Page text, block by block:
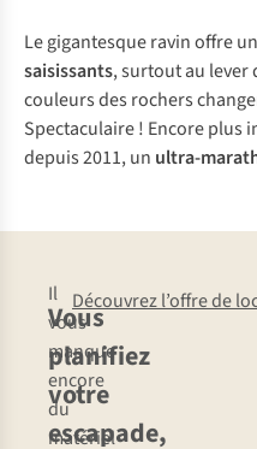
Le gigantesque ravin offre
saisissants, surtout au lever
couleurs des rochers
Spectaculaire ! Encore plus
depuis 2011, un ultra-
Vous
planifiez
votre
escapade,
Il
vous
manque
encore
du
matériel
Découvrez l’offre de